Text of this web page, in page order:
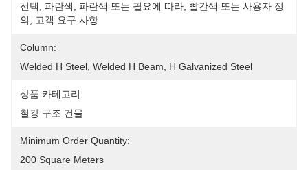
선택, 파란색, 파란색 또는 필요에 따라, 빨간색 또는 사용자 정
의, 고객 요구 사항
Column:
Welded H Steel, Welded H Beam, H Galvanized Steel
상품 카테고리:
철강 구조 건물
Minimum Order Quantity:
200 Square Meters